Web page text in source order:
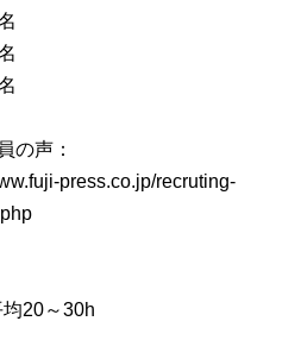
の声：
press.co.jp/recruting-
均20～30h